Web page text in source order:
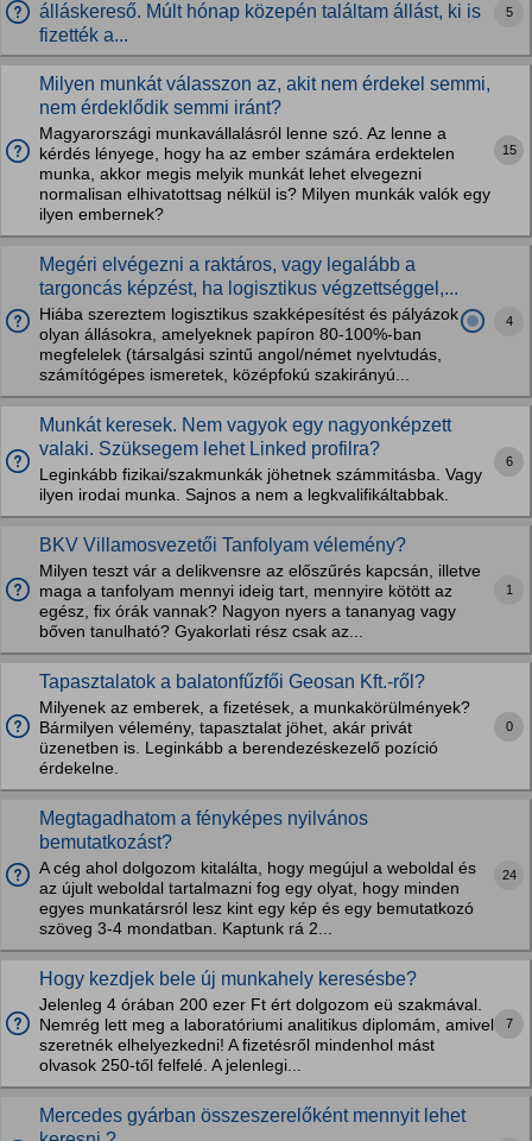
álláskereső. Múlt hónap közepén találtam állást, ki is
fizették a...
5
Milyen munkát válasszon az, akit nem érdekel semmi,
nem érdeklődik semmi iránt?
Magyarországi munkavállalásról lenne szó. Az lenne a
kérdés lényege, hogy ha az ember számára erdektelen
munka, akkor megis melyik munkát lehet elvegezni
normalisan elhivatottsag nélkül is? Milyen munkák valók egy
ilyen embernek?
15
Megéri elvégezni a raktáros, vagy legalább a
targoncás képzést, ha logisztikus végzettséggel,...
Hiába szereztem logisztikus szakképesítést és pályázok
olyan állásokra, amelyeknek papíron 80-100%-ban
megfelelek (társalgási szintű angol/német nyelvtudás,
számítógépes ismeretek, középfokú szakirányú...
4
Munkát keresek. Nem vagyok egy nagyonképzett
valaki. Szüksegem lehet Linked profilra?
Leginkább fizikai/szakmunkák jöhetnek számmitásba. Vagy
ilyen irodai munka. Sajnos a nem a legkvalifikáltabbak.
6
BKV Villamosvezetői Tanfolyam vélemény?
Milyen teszt vár a delikvensre az előszűrés kapcsán, illetve
maga a tanfolyam mennyi ideig tart, mennyire kötött az
egész, fix órák vannak? Nagyon nyers a tananyag vagy
bőven tanulható? Gyakorlati rész csak az...
1
Tapasztalatok a balatonfűzfői Geosan Kft.-ről?
Milyenek az emberek, a fizetések, a munkakörülmények?
Bármilyen vélemény, tapasztalat jöhet, akár privát
üzenetben is. Leginkább a berendezéskezelő pozíció
érdekelne.
0
Megtagadhatom a fényképes nyilvános
bemutatkozást?
A cég ahol dolgozom kitalálta, hogy megújul a weboldal és
az újult weboldal tartalmazni fog egy olyat, hogy minden
egyes munkatársról lesz kint egy kép és egy bemutatkozó
szöveg 3-4 mondatban. Kaptunk rá 2...
24
Hogy kezdjek bele új munkahely keresésbe?
Jelenleg 4 órában 200 ezer Ft ért dolgozom eü szakmával.
Nemrég lett meg a laboratóriumi analitikus diplomám, amivel
szeretnék elhelyezkedni! A fizetésről mindenhol mást
olvasok 250-től felfelé. A jelenlegi...
7
Mercedes gyárban összeszerelőként mennyit lehet